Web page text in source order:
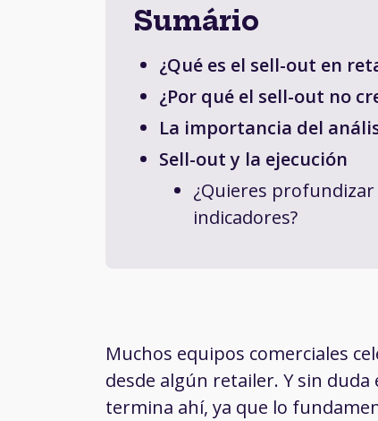
Sumário
¿Qué es el sell-out en
¿Por qué el sell-out no
La importancia del
Sell-out y la ejecución
¿Quieres
indicadores?
Muchos equipos comerciales
desde algún retailer. Y sin
termina ahí, ya que lo